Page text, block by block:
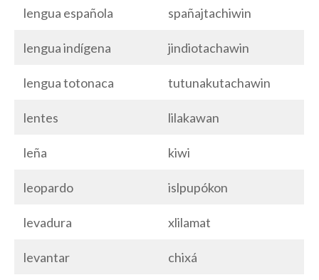
lengua española spañajtachiwin
lengua indígena jindiotachawin
lengua totonaca tutunakutachawin
lentes lilakawan
leña kiwi
leopardo islpupókon
levadura xlilamat
levantar chixá